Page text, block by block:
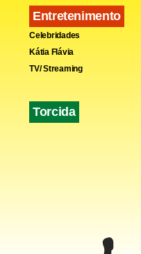
Entretenimento
Celebridades
Kátia Flávia
TV/ Streaming
Torcida